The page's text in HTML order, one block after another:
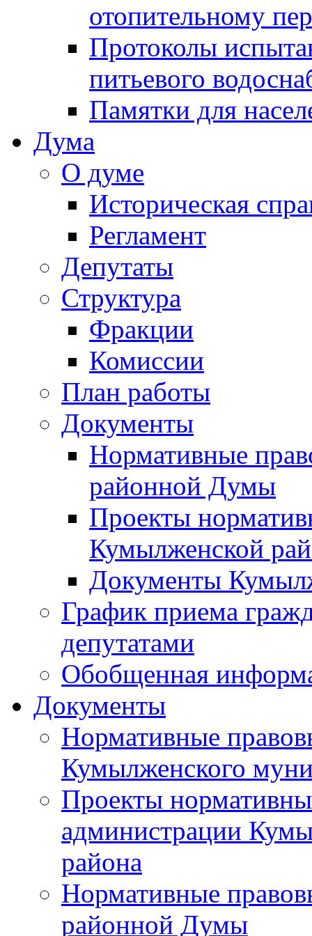
отопительному
Протоколы
питьевого
Памятки для
Дума
О думе
Историческая
Регламент
Депутаты
Структура
Фракции
Комиссии
План работы
Документы
Нормативные
районной Думы
Проекты
Кумылженской
Документы
График приема
депутатами
Обобщенная
Документы
Нормативные
Кумылженского
Проекты
администрации
района
Нормативные
районной Думы